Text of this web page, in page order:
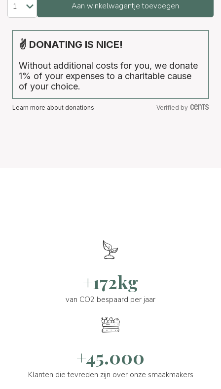
Aan winkelwagentje toevoegen
✌ DONATING IS NICE!
Without additional costs for you, we donate
1% of your expenses to a charitable cause
of your choice.
Learn more about donations Verified by
+172kg
van CO2 bespaard per jaar
+45.000
Klanten die tevreden zijn over onze smaakmakers